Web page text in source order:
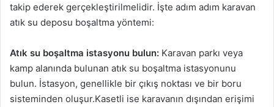
takip ederek gerçekleştirilmelidir. İşte adım adım karavan
atık su deposu boşaltma yöntemi:
Atık su boşaltma istasyonu bulun: Karavan parkı veya
kamp alanında bulunan atık su boşaltma istasyonunu
bulun. İstasyon, genellikle bir çıkış noktası ve bir boru
sisteminden oluşur.Kasetli ise karavanın dışından erişimi